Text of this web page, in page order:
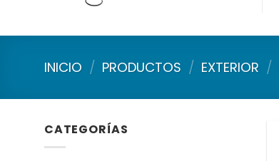
INICIO / PRODUCTOS / EXTERIOR /
CATEGORÍAS